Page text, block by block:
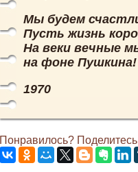
Мы будем
Пусть жизнь
На веки вечные
на фоне
1970
Понравилось?